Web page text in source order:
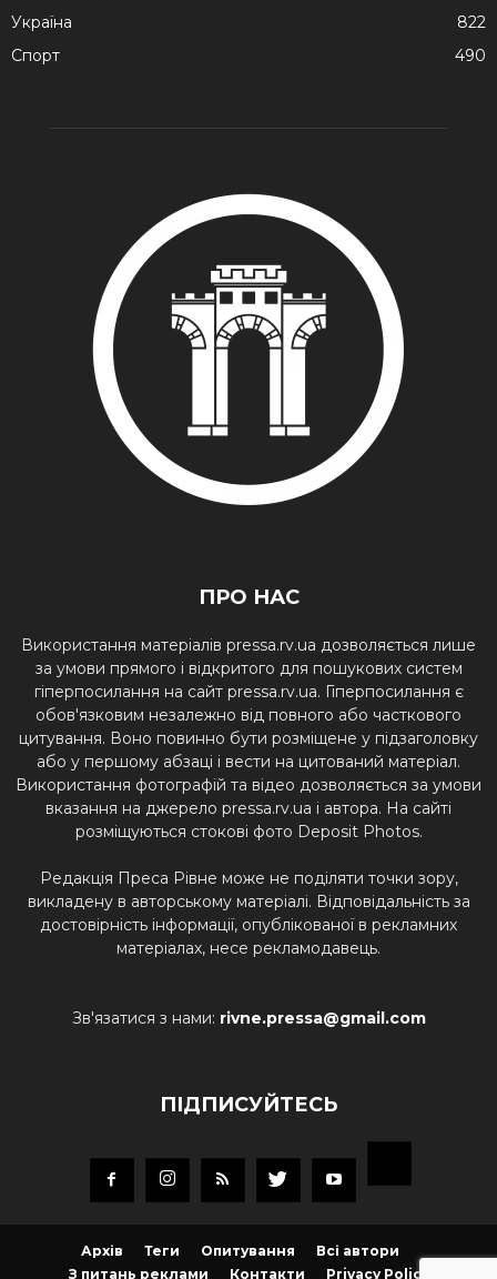
Україна
822
Спорт
490
ПРО НАС
Використання матеріалів pressa.rv.ua дозволяється лише
за умови прямого і відкритого для пошукових систем
гіперпосилання на сайт pressa.rv.ua. Гіперпосилання є
обов'язковим незалежно від повного або часткового
цитування. Воно повинно бути розміщене у підзаголовку
або у першому абзаці і вести на цитований матеріал.
Використання фотографій та відео дозволяється за умови
вказання на джерело pressa.rv.ua і автора. На сайті
розміщуються стокові фото Deposit Photos.
Редакція Преса Рівне може не поділяти точки зору,
викладену в авторському матеріалі. Відповідальність за
достовірність інформації, опублікованої в рекламних
матеріалах, несе рекламодавець.
Зв'язатися з нами: rivne.pressa@gmail.com
ПІДПИСУЙТЕСЬ
Архів Теги Опитування
Всі автори
З питань реклами
Контакти Privacy Policy